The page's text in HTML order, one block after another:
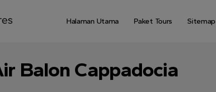
Halaman Utama Paket Tours Sitemap
Balon Cappadocia